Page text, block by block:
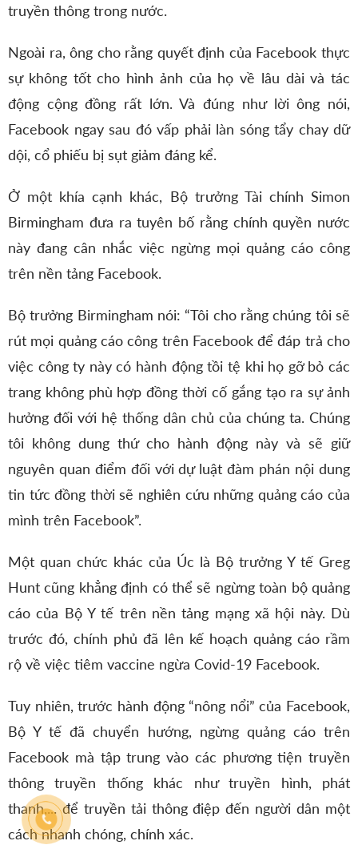
truyền thông trong nước.
Ngoài ra, ông cho rằng quyết định của Facebook thực
sự không tốt cho hình ảnh của họ về lâu dài và tác
động cộng đồng rất lớn. Và đúng như lời ông nói,
Facebook ngay sau đó vấp phải làn sóng tẩy chay dữ
dội, cổ phiếu bị sụt giảm đáng kể.
Ở một khía cạnh khác, Bộ trưởng Tài chính Simon
Birmingham đưa ra tuyên bố rằng chính quyền nước
này đang cân nhắc việc ngừng mọi quảng cáo công
trên nền tảng Facebook.
Bộ trưởng Birmingham nói: “Tôi cho rằng chúng tôi sẽ
rút mọi quảng cáo công trên Facebook để đáp trả cho
việc công ty này có hành động tồi tệ khi họ gỡ bỏ các
trang không phù hợp đồng thời cố gắng tạo ra sự ảnh
hưởng đối với hệ thống dân chủ của chúng ta. Chúng
tôi không dung thứ cho hành động này và sẽ giữ
nguyên quan điểm đối với dự luật đàm phán nội dung
tin tức đồng thời sẽ nghiên cứu những quảng cáo của
mình trên Facebook”.
Một quan chức khác của Úc là Bộ trưởng Y tế Greg
Hunt cũng khẳng định có thể sẽ ngừng toàn bộ quảng
cáo của Bộ Y tế trên nền tảng mạng xã hội này. Dù
trước đó, chính phủ đã lên kế hoạch quảng cáo rầm
rộ về việc tiêm vaccine ngừa Covid-19 Facebook.
Tuy nhiên, trước hành động “nông nổi” của Facebook,
Bộ Y tế đã chuyển hướng, ngừng quảng cáo trên
Facebook mà tập trung vào các phương tiện truyền
thông truyền thống khác như truyền hình, phát
thanh,... để truyền tải thông điệp đến người dân một
cách nhanh chóng, chính xác.